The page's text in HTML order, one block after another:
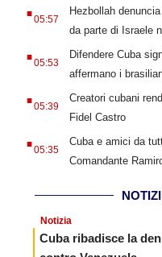
05:57
Hezbollah
da parte di Israele
.05:53
Difendere Cuba
affermano i
.05:39
Creatori cubani
Fidel Castro
.05:35
Cuba e amici da
Comandante
Notizia
Cuba ribadisce la